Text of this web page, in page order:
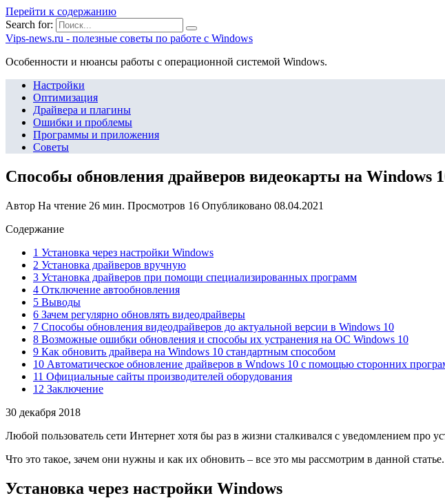
Перейти к содержанию
Search for:
Vips-news.ru - полезные советы по работе с Windows
Особенности и нюансы работы с операционной системой Windows.
Настройки
Оптимизация
Драйвера и плагины
Ошибки и проблемы
Программы и приложения
Советы
Способы обновления драйверов видеокарты на Windows
Автор На чтение 26 мин. Просмотров 16 Опубликовано 08.04.2021
Содержание
1 Установка через настройки Windows
2 Установка драйверов вручную
3 Установка драйверов при помощи специализированных программ
4 Отключение автообновления
5 Выводы
6 Зачем регулярно обновлять видеодрайверы
7 Способы обновления видеодрайверов до актуальной версии в Windows 10
8 Возможные ошибки обновления и способы их устранения на ОС Windows 10
9 Как обновить драйвера на Windows 10 стандартным способом
10 Автоматическое обновление драйверов в Wndows 10 с помощью сторонних
11 Официальные сайты производителей оборудования
12 Заключение
30 декабря 2018
Любой пользователь сети Интернет хотя бы раз в жизни сталкивался с уведомлением про
Что это такое, зачем они нужны и как их обновить – все это мы рассмотрим в данной статье.
Установка через настройки Windows